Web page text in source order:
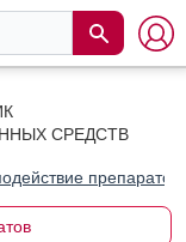
СРЕДСТВ
препаратов